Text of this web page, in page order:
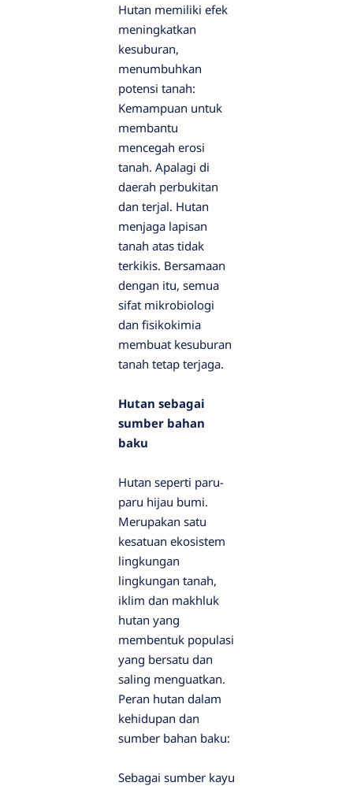
Hutan memiliki efek
meningkatkan
kesuburan,
menumbuhkan
potensi tanah:
Kemampuan untuk
membantu
mencegah erosi
tanah. Apalagi di
daerah perbukitan
dan terjal. Hutan
menjaga lapisan
tanah atas tidak
terkikis. Bersamaan
dengan itu, semua
sifat mikrobiologi
dan fisikokimia
membuat kesuburan
tanah tetap terjaga.
Hutan sebagai
sumber bahan
baku
Hutan seperti paru-
paru hijau bumi.
Merupakan satu
kesatuan ekosistem
lingkungan
lingkungan tanah,
iklim dan makhluk
hutan yang
membentuk populasi
yang bersatu dan
saling menguatkan.
Peran hutan dalam
kehidupan dan
sumber bahan baku:
Sebagai sumber kayu